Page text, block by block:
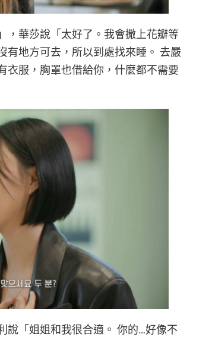
，華莎說「太好了。我會撒上花瓣等
有地方可去，所以到處找來睡。 去嚴
衣服，胸罩也借給你，什麼都不需要
說「姐姐和我很合適。 你的…好像不